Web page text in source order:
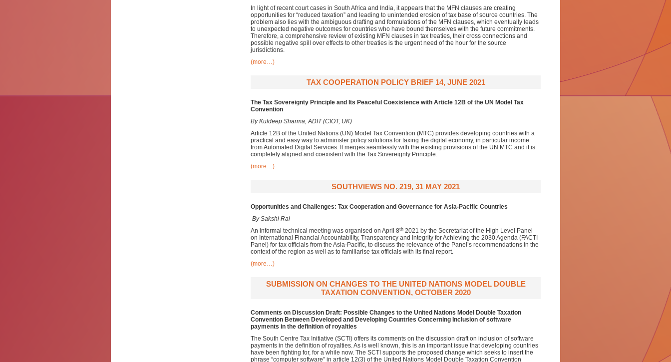
In light of recent court cases in South Africa and India, it appears that the MFN clauses are creating
opportunities for “reduced taxation” and leading to unintended erosion of tax base of source countries. The
problem also lies with the ambiguous drafting and formulations of the MFN clauses, which eventually leads
to unexpected negative outcomes for countries who have bound themselves with the future commitments.
Therefore, a comprehensive review of existing MFN clauses in tax treaties, their cross connections and
possible negative spill over effects to other treaties is the urgent need of the hour for the source
jurisdictions.
(more…)
TAX COOPERATION POLICY BRIEF 14, JUNE 2021
The Tax Sovereignty Principle and Its Peaceful Coexistence with Article 12B of the UN Model Tax
Convention
By Kuldeep Sharma, ADIT (CIOT, UK)
Article 12B of the United Nations (UN) Model Tax Convention (MTC) provides developing countries with a
practical and easy way to administer policy solutions for taxing the digital economy, in particular income
from Automated Digital Services. It merges seamlessly with the existing provisions of the UN MTC and it is
completely aligned and coexistent with the Tax Sovereignty Principle.
(more…)
SOUTHVIEWS NO. 219, 31 MAY 2021
Opportunities and Challenges: Tax Cooperation and Governance for Asia-Pacific Countries
By Sakshi Rai
An informal technical meeting was organised on April 8th 2021 by the Secretariat of the High Level Panel
on International Financial Accountability, Transparency and Integrity for Achieving the 2030 Agenda (FACTI
Panel) for tax officials from the Asia-Pacific, to discuss the relevance of the Panel’s recommendations in the
context of the region as well as to familiarise tax officials with its final report.
(more…)
SUBMISSION ON CHANGES TO THE UNITED NATIONS MODEL DOUBLE
TAXATION CONVENTION, OCTOBER 2020
Comments on Discussion Draft: Possible Changes to the United Nations Model Double Taxation
Convention Between Developed and Developing Countries Concerning Inclusion of software
payments in the definition of royalties
The South Centre Tax Initiative (SCTI) offers its comments on the discussion draft on inclusion of software
payments in the definition of royalties. As is well known, this is an important issue that developing countries
have been fighting for, for a while now. The SCTI supports the proposed change which seeks to insert the
phrase “computer software” in article 12(3) of the United Nations Model Double Taxation Convention